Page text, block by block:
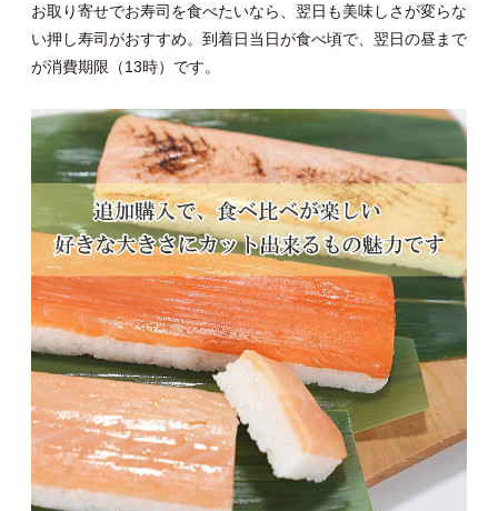
お取り寄せでお寿司を食べたいなら、翌日も美味しさが変らな
い押し寿司がおすすめ。到着日当日が食べ頃で、翌日の昼まで
が消費期限（13時）です。